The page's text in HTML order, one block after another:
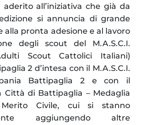
aderito all’iniziativa che già da
si annuncia di grande
alla pronta adesione e al lavoro
degli scout del M.A.S.C.I.
Scout Cattolici Italiani)
2 d’intesa con il M.A.S.C.I.
Battipaglia 2 e con il
Città di Battipaglia – Medaglia
Civile, cui si stanno
aggiungendo altre